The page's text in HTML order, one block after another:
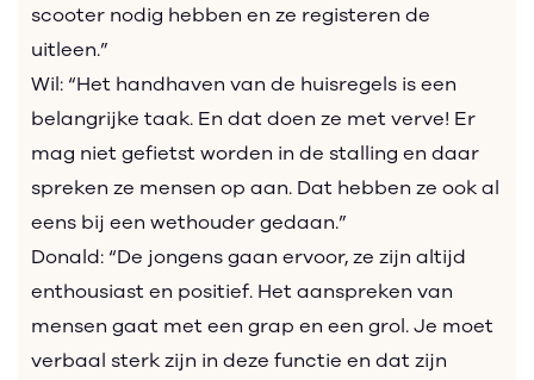
scooter nodig hebben en ze registeren de
uitleen.”
Wil: “Het handhaven van de huisregels is een
belangrijke taak. En dat doen ze met verve! Er
mag niet gefietst worden in de stalling en daar
spreken ze mensen op aan. Dat hebben ze ook al
eens bij een wethouder gedaan.”
Donald: “De jongens gaan ervoor, ze zijn altijd
enthousiast en positief. Het aanspreken van
mensen gaat met een grap en een grol. Je moet
verbaal sterk zijn in deze functie en dat zijn